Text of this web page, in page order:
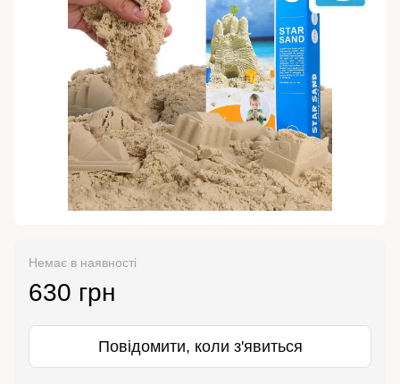
Немає в наявності
630 грн
Повідомити, коли з'явиться